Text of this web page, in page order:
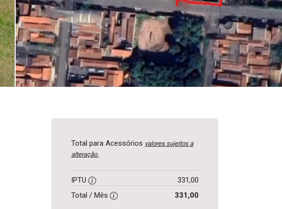
Total para Acessórios valores sujeitos a
alteração.
IPTU
331,00
Total / Mês
331,00